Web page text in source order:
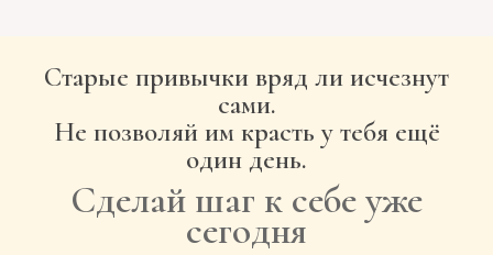
Старые привычки вряд ли исчезнут
сами.
Не позволяй им красть у тебя ещё
один день.
Сделай шаг к себе уже
сегодня